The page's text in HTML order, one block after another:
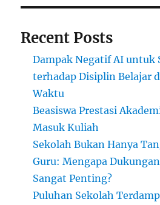
Recent Posts
Dampak Negatif AI untuk
terhadap Disiplin Belajar
Waktu
Beasiswa Prestasi
Masuk Kuliah
Sekolah Bukan Hanya
Guru: Mengapa
Sangat Penting?
Puluhan Sekolah